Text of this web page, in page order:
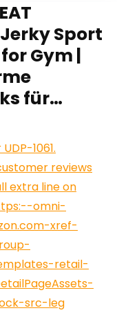
Jerky Sport
Gym |
für…
1061.
reviews
extra line on
omni-
xref-
retail-
src-leg